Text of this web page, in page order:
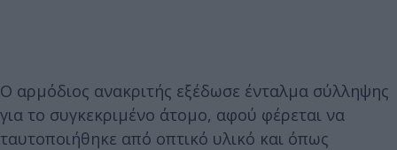
Ο αρμόδιος ανακριτής εξέδωσε ένταλμα σύλληψης
για το συγκεκριμένο άτομο, αφού φέρεται να
ταυτοποιήθηκε από οπτικό υλικό και όπως